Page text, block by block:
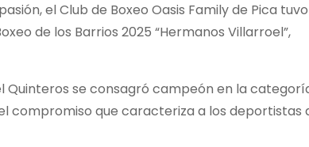
el Club de Boxeo Oasis Family de Pica
de los Barrios 2025 “Hermanos Villarroel”,
Quinteros se consagró campeón en la
compromiso que caracteriza a los deportistas